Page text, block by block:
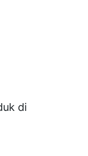
di